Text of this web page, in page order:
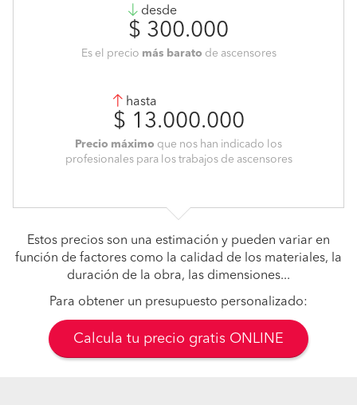
desde
$ 300.000
Es el precio más barato de ascensores
hasta
$ 13.000.000
Precio máximo que nos han indicado los
profesionales para los trabajos de ascensores
Estos precios son una estimación y pueden variar en
función de factores como la calidad de los materiales, la
duración de la obra, las dimensiones...
Para obtener un presupuesto personalizado:
Calcula tu precio gratis ONLINE